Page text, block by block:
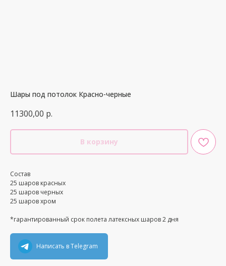
Шары под потолок Красно-черные
11300,00 р.
В корзину
Состав
25 шаров красных
25 шаров черных
25 шаров хром
*гарантированный срок полета латексных шаров 2 дня
Написать в Telegram